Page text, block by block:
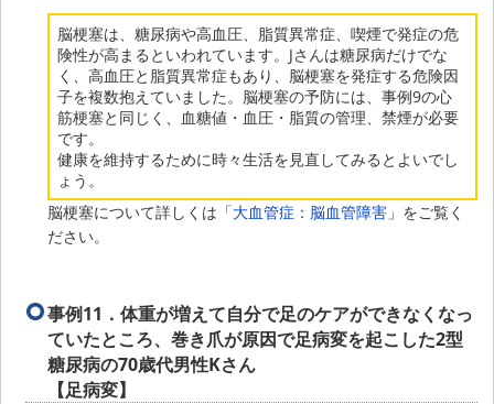
脳梗塞は、糖尿病や高血圧、脂質異常症、喫煙で発症の危
険性が高まるといわれています。Jさんは糖尿病だけでな
く、高血圧と脂質異常症もあり、脳梗塞を発症する危険因
子を複数抱えていました。脳梗塞の予防には、事例9の心
筋梗塞と同じく、血糖値・血圧・脂質の管理、禁煙が必要
です。
健康を維持するために時々生活を見直してみるとよいでし
ょう。
脳梗塞について詳しくは「大血管症：脳血管障害 」をご覧く
ださい。
事例11．体重が増えて自分で足のケアができなくなっ
ていたところ、巻き爪が原因で足病変を起こした2型
糖尿病の70歳代男性Kさん
【足病変】